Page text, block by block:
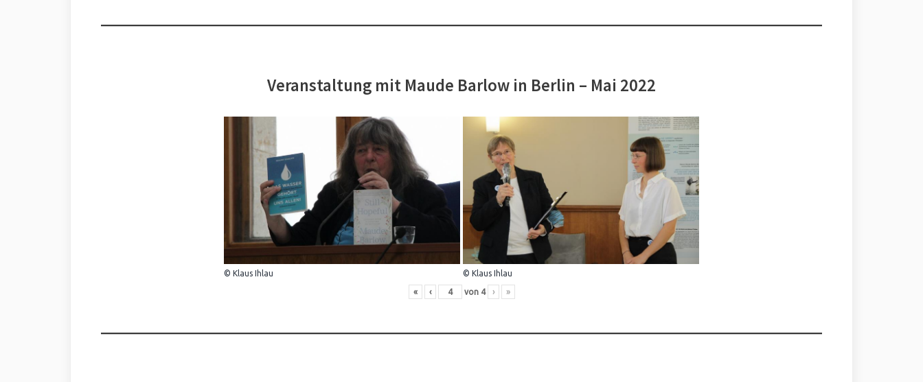
Veranstaltung mit Maude Barlow in Berlin – Mai 2022
© Klaus Ihlau © Klaus Ihlau
« ‹ von 4 › »